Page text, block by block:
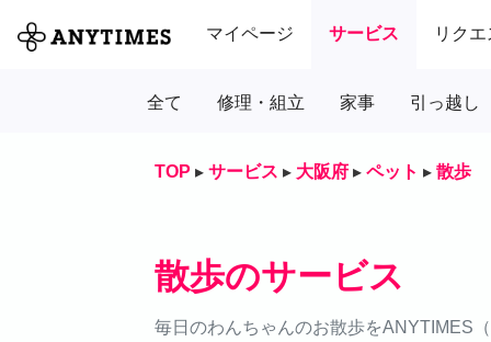
マイページ サービス リクエ
全て 修理・組立 家事 引っ越し
TOP ▸ サービス ▸ 大阪府 ▸ ペット ▸ 散歩
散歩のサービス
毎日のわんちゃんのお散歩をANYTIMES